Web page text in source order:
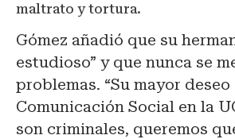
maltrato y tortura.
Gómez añadió que su
estudioso” y que nunca se
problemas. “Su mayor
Comunicación Social en la
son criminales, queremos